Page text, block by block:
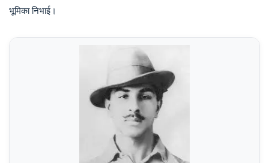
भूमिका निभाई।